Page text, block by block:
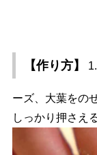
【作り方】
ーズ、大葉をの
しっかり押さえる